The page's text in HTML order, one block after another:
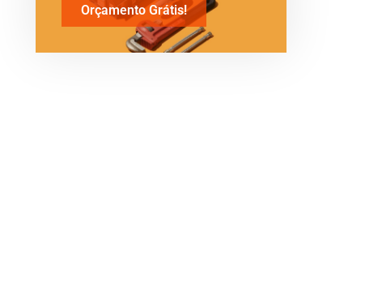
Orçamento Grátis!